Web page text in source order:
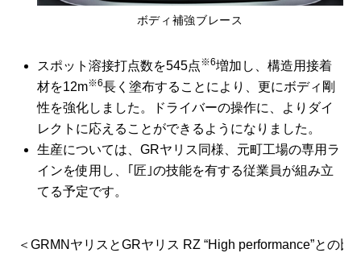
ボディ補強ブレース
スポット溶接打点数を545点※6増加し、構造用接着
材を12m※6長く塗布することにより、更にボディ剛
性を強化しました。ドライバーの操作に、よりダイ
レクトに応えることができるようになりました。
生産については、GRヤリス同様、元町工場の専用ラ
インを使用し、｢匠｣の技能を有する従業員が組み立
てる予定です。
＜GRMNヤリスとGRヤリス RZ “High performance”との比